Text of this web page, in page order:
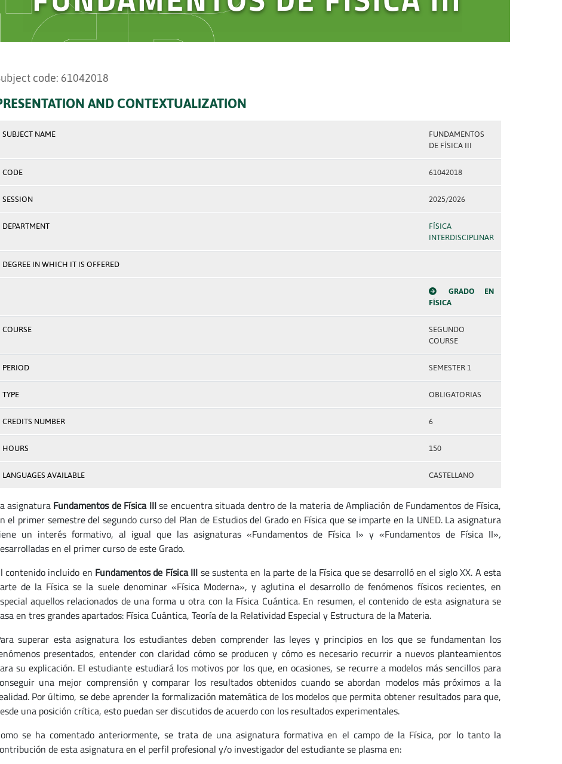
code: 61042018
AND CONTEXTUALIZATION
SUBJECT NAME
FUNDAMENTOS
DE FÍSICA III
CODE 61042018
SESSION 2025/2026
DEPARTMENT
FÍSICA
INTERDISCIPLINAR
DEGREE IN WHICH IT IS OFFERED
GRADO EN
FÍSICA
COURSE
SEGUNDO
COURSE
PERIOD SEMESTER 1
TYPE OBLIGATORIAS
CREDITS NUMBER 6
HOURS 150
LANGUAGES AVAILABLE CASTELLANO
asignatura Fundamentos de Física IIIse encuentra situada dentro de la materia de Ampliación de Fundamentos de Física,
el primer semestre del segundo curso del Plan de Estudios del Grado en Física que se imparte en la UNED. La asignatura
un interés formativo, al igual que las asignaturas «Fundamentos de Física I» y «Fundamentos de Física II»,
en el primer curso de este Grado.
contenido incluido en Fundamentos de Física III se sustenta en la parte de la Física que se desarrolló en el siglo XX. A esta
de la Física se la suele denominar «Física Moderna», y aglutina el desarrollo de fenómenos físicos recientes, en
aquellos relacionados de una forma u otra con la Física Cuántica. En resumen, el contenido de esta asignatura se
en tres grandes apartados: Física Cuántica, Teoría de la Relatividad Especial y Estructura de la Materia.
superar esta asignatura los estudiantes deben comprender las leyes y principios en los que se fundamentan los
presentados, entender con claridad cómo se producen y cómo es necesario recurrir a nuevos planteamientos
su explicación. El estudiante estudiará los motivos por los que, en ocasiones, se recurre a modelos más sencillos para
una mejor comprensión y comparar los resultados obtenidos cuando se abordan modelos más próximos a la
Por último, se debe aprender la formalización matemática de los modelos que permita obtener resultados para que,
una posición crítica, esto puedan ser discutidos de acuerdo con los resultados experimentales.
se ha comentado anteriormente, se trata de una asignatura formativa en el campo de la Física, por lo tanto la
de esta asignatura en el perfil profesional y/o investigador del estudiante se plasma en: